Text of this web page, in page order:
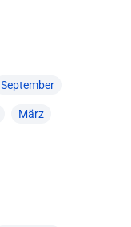
September
März